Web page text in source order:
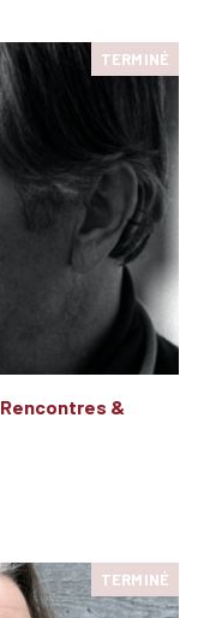
TERMINÉ
Rencontres &
TERMINÉ